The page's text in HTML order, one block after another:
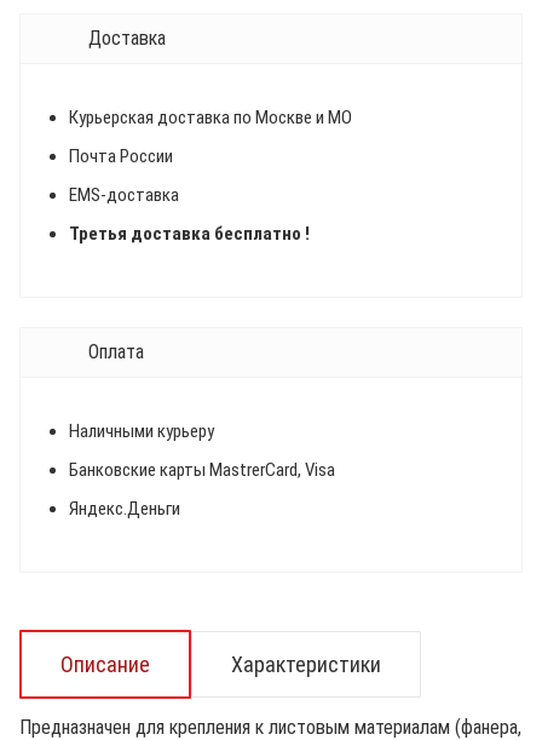
Доставка
Курьерская доставка по Москве и МО
Почта России
EMS-доставка
Третья доставка бесплатно !
Оплата
Наличными курьеру
Банковские карты MastrerCard, Visa
Яндекс.Деньги
Описание Характеристики
Предназначен для крепления к листовым материалам (фанера,